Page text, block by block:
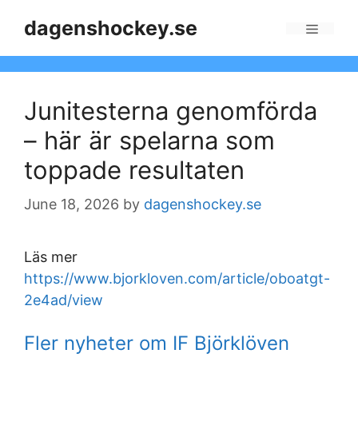
dagenshockey.se
Junitesterna genomförda
– här är spelarna som
toppade resultaten
June 18, 2026 by dagenshockey.se
Läs mer
https://www.bjorkloven.com/article/oboatgt-
2e4ad/view
Fler nyheter om IF Björklöven